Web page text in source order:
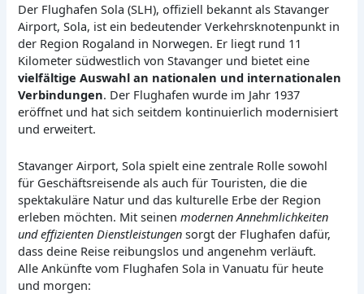
Der Flughafen Sola (SLH), offiziell bekannt als Stavanger
Airport, Sola, ist ein bedeutender Verkehrsknotenpunkt in
der Region Rogaland in Norwegen. Er liegt rund 11
Kilometer südwestlich von Stavanger und bietet eine
vielfältige Auswahl an nationalen und internationalen
Verbindungen. Der Flughafen wurde im Jahr 1937
eröffnet und hat sich seitdem kontinuierlich modernisiert
und erweitert.
Stavanger Airport, Sola spielt eine zentrale Rolle sowohl
für Geschäftsreisende als auch für Touristen, die die
spektakuläre Natur und das kulturelle Erbe der Region
erleben möchten. Mit seinenmodernen Annehmlichkeiten
und effizienten Dienstleistungen sorgt der Flughafen dafür,
dass deine Reise reibungslos und angenehm verläuft.
Alle Ankünfte vom Flughafen Sola in Vanuatu für heute
und morgen: